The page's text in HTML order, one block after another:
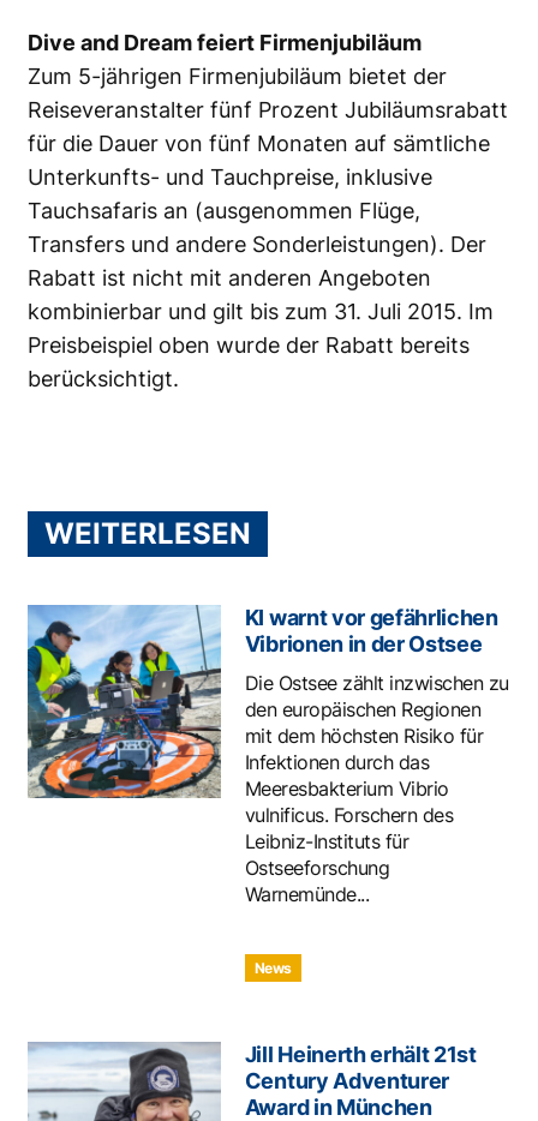
Dive and Dream feiert Firmenjubiläum
Zum 5-jährigen Firmenjubiläum bietet der
Reiseveranstalter fünf Prozent Jubiläumsrabatt
für die Dauer von fünf Monaten auf sämtliche
Unterkunfts- und Tauchpreise, inklusive
Tauchsafaris an (ausgenommen Flüge,
Transfers und andere Sonderleistungen). Der
Rabatt ist nicht mit anderen Angeboten
kombinierbar und gilt bis zum 31. Juli 2015. Im
Preisbeispiel oben wurde der Rabatt bereits
berücksichtigt.
WEITERLESEN
KI warnt vor gefährlichen
Vibrionen in der Ostsee
Die Ostsee zählt inzwischen zu
den europäischen Regionen
mit dem höchsten Risiko für
Infektionen durch das
Meeresbakterium Vibrio
vulnificus. Forschern des
Leibniz-Instituts für
Ostseeforschung
Warnemünde...
News
Jill Heinerth erhält 21st
Century Adventurer
Award in München